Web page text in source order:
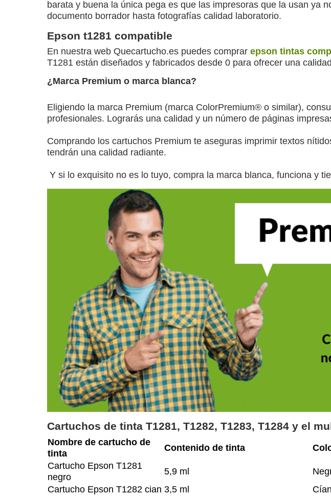
barata y buena la única pega es que las impresoras que la usan ya
documento borrador hasta fotografías calidad laboratorio.
Epson t1281 compatible
En nuestra web Quecartucho.es puedes comprar epson tintas
T1281 están diseñados y fabricados desde 0 para ofrecer una
¿Marca Premium o marca blanca?
Eligiendo la marca Premium (marca ColorPremium® o similar),
profesionales. Lograrás una calidad y un número de páginas
Comprando los cartuchos Premium te aseguras imprimir textos
tendrán una calidad radiante.
Y si lo exquisito no es lo tuyo, compra la marca blanca, funciona y
Cartuchos de tinta T1281, T1282, T1283, T1284 y el
Nombre de cartucho de
tinta
Contenido de tinta
Cartucho Epson T1281
negro
5,9 ml
Cartucho Epson T1282 cian 3,5 ml Cían